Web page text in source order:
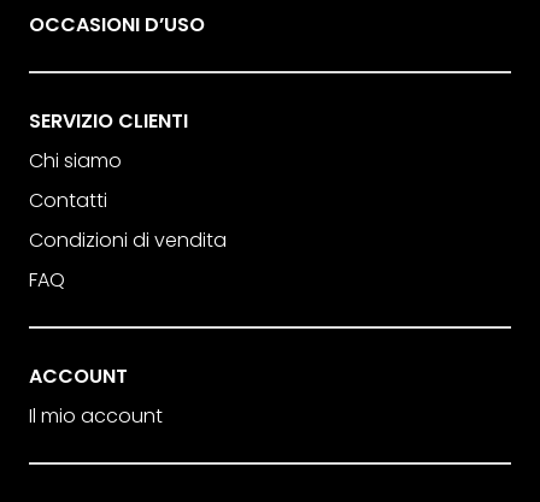
OCCASIONI D’USO
SERVIZIO CLIENTI
Chi siamo
Contatti
Condizioni di vendita
FAQ
ACCOUNT
Il mio account